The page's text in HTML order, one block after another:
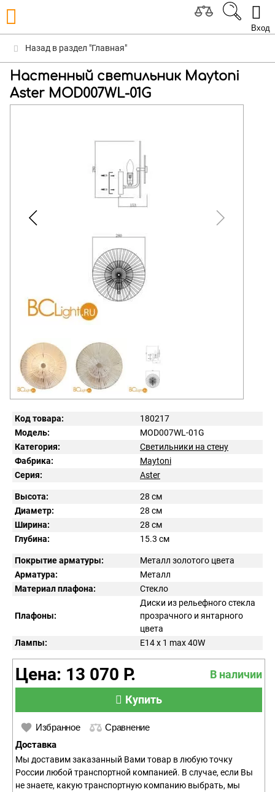
Вход
Назад в раздел "Главная"
Настенный светильник Maytoni
Aster MOD007WL-01G
Код товара:
180217
Модель:
MOD007WL-01G
Категория:
Светильники на стену
Фабрика:
Maytoni
Серия:
Aster
Высота:
28 см
Диаметр:
28 см
Ширина:
28 см
Глубина:
15.3 см
Покрытие арматуры:
Металл золотого цвета
Арматура:
Металл
Материал плафона:
Стекло
Плафоны:
Диски из рельефного стекла
прозрачного и янтарного
цвета
Лампы:
E14 x 1 max 40W
Цена: 13 070 Р.
В наличии
Купить
Избранное Сравнение
Доставка
Мы доставим заказанный Вами товар в любую точку
России любой транспортной компанией. В случае, если Вы
не знаете, какую транспортную компанию выбрать, мы